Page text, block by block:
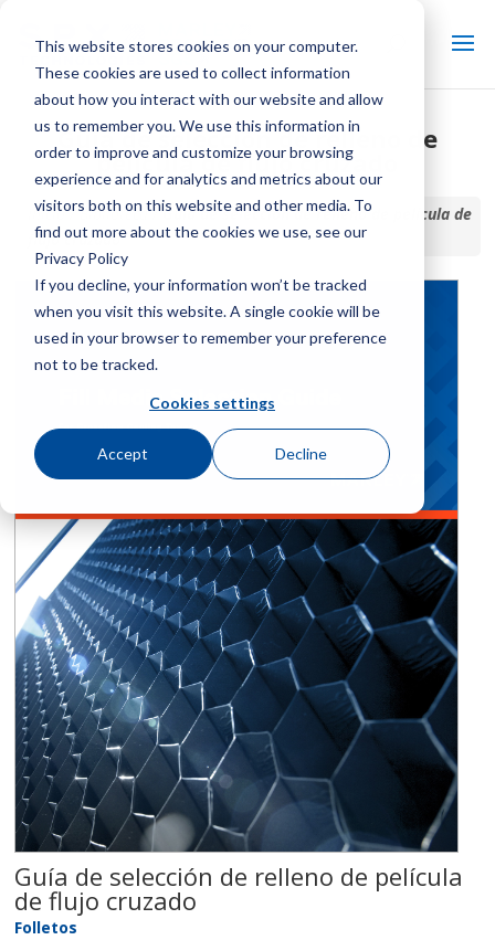
This website stores cookies on your computer.
These cookies are used to collect information
about how you interact with our website and allow
us to remember you. We use this information in
order to improve and customize your browsing
experience and for analytics and metrics about our
visitors both on this website and other media. To
find out more about the cookies we use, see our
Privacy Policy
If you decline, your information won’t be tracked
when you visit this website. A single cookie will be
used in your browser to remember your preference
not to be tracked.
Cookies settings
Accept Decline
Guía de selección de relleno de
película de flujo cruzado
Inicio / Biblioteca /Guía de selección de relleno de película de
flujo cruzado
Guía de selección de relleno de película
de flujo cruzado
Folletos